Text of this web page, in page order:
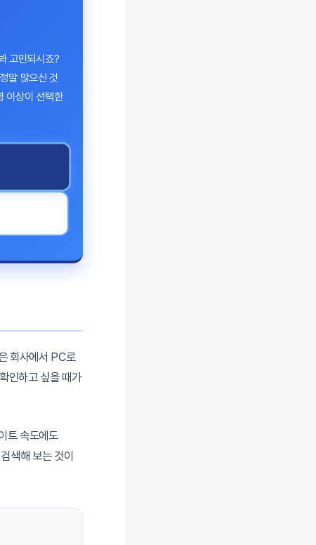
고민되시죠?
말 많으신 것
이상이 선택한
회사에서 PC로
인하고 싶을 때가
트 속도에도
색해 보는 것이